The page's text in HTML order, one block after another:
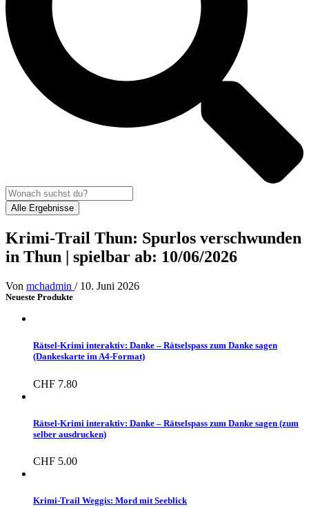
Alle Ergebnisse
Krimi-Trail Thun: Spurlos verschwunden
in Thun | spielbar ab: 10/06/2026
Von mchadmin / 10. Juni 2026
Neueste Produkte
Rätsel-Krimi interaktiv: Danke – Rätselspass zum Danke sagen
(Dankeskarte im A4-Format)
CHF 7.80
Rätsel-Krimi interaktiv: Danke – Rätselspass zum Danke sagen (zum
selber ausdrucken)
CHF 5.00
Krimi-Trail Weggis: Mord mit Seeblick